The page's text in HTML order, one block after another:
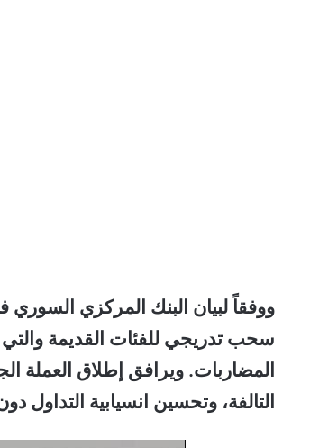
ووفقاً لبيان البنك المركزي
المضاربات. ويرافق إطلاق العملة
التالفة، وتحسين انسيابية